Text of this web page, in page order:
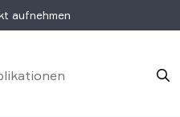
aufnehmen